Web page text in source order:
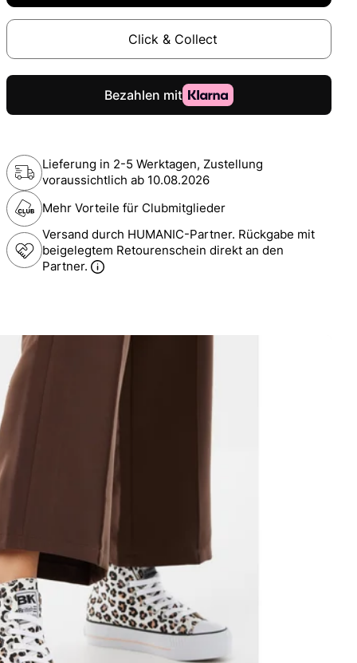
Click & Collect
Lieferung in 2-5 Werktagen, Zustellung
voraussichtlich ab 10.08.2026
Mehr Vorteile für Clubmitglieder
Versand durch HUMANIC-Partner. Rückgabe mit
beigelegtem Retourenschein direkt an den
Partner.